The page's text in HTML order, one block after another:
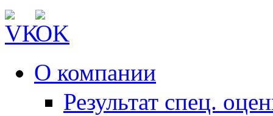
О компании
Результат спец.